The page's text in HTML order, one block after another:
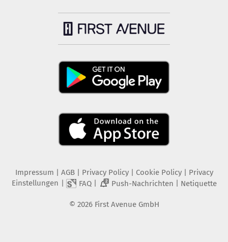
Impressum | AGB | Privacy Policy| Cookie Policy| Privacy
Einstellungen | FAQ| 2 Push-Nachrichten | Netiquette
© 2026 First Avenue GmbH